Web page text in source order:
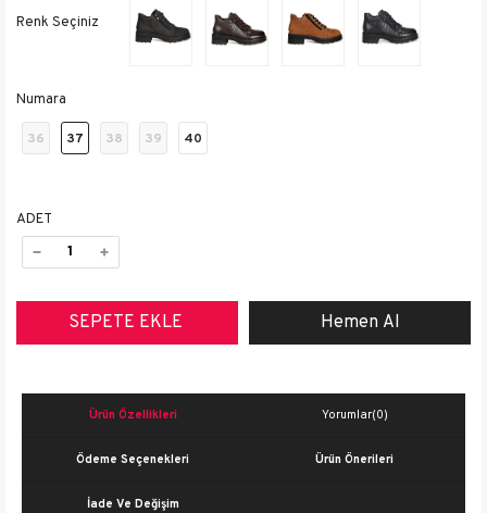
Numara
36 37 38 39 40
ADET
Ürün Özellikleri Yorumlar(0)
Ödeme Seçenekleri Ürün Önerileri
İade Ve Değişim